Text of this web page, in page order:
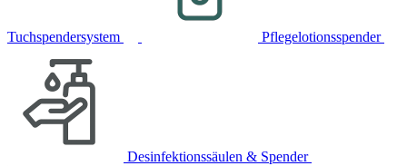
Tuchspendersystem Pflegelotionsspender
Desinfektionssäulen & Spender